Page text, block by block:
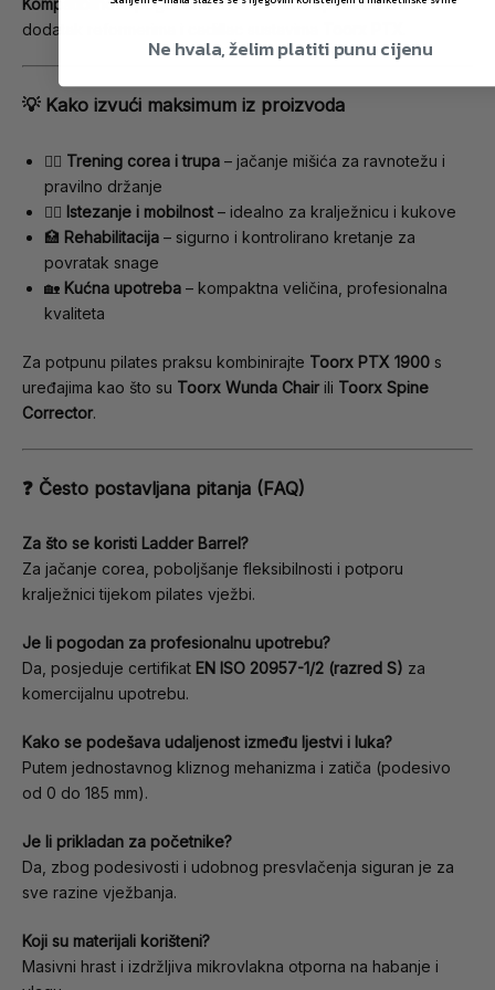
Kompatibilnost:pogodan za samostalnu upotrebu ili kao
dodatak reformerima i cadillac sustavima
💡 Kako izvući maksimum iz proizvoda
🏋️‍♀️ Trening corea i trupa – jačanje mišića za ravnotežu i
pravilno držanje
🧘‍♀️ Istezanje i mobilnost – idealno za kralježnicu i kukove
🏥 Rehabilitacija – sigurno i kontrolirano kretanje za
povratak snage
🏡 Kućna upotreba – kompaktna veličina, profesionalna
kvaliteta
Za potpunu pilates praksu kombinirajte Toorx PTX 1900 s
uređajima kao što su Toorx Wunda Chairili Toorx Spine
Corrector.
❓ Često postavljana pitanja (FAQ)
Za što se koristi Ladder Barrel?
Za jačanje corea, poboljšanje fleksibilnosti i potporu
kralježnici tijekom pilates vježbi.
Je li pogodan za profesionalnu upotrebu?
Da, posjeduje certifikat EN ISO 20957-1/2 (razred S) za
komercijalnu upotrebu.
Kako se podešava udaljenost između ljestvi i luka?
Putem jednostavnog kliznog mehanizma i zatiča (podesivo
od 0 do 185 mm).
Je li prikladan za početnike?
Da, zbog podesivosti i udobnog presvlačenja siguran je za
sve razine vježbanja.
Koji su materijali korišteni?
Masivni hrast i izdržljiva mikrovlakna otporna na habanje i
Ne hvala, želim platiti punu cijenu